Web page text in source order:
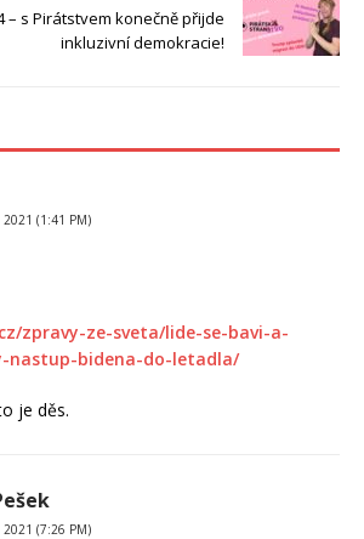
– s Pirátstvem konečně přijde
inkluzivní demokracie!
2021 (1:41 PM)
zpravy-ze-sveta/lide-se-bavi-a-
nastup-bidena-do-letadla/
je děs.
2021 (7:26 PM)